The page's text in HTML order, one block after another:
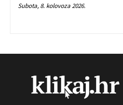
Subota, 8. kolovoza 2026.